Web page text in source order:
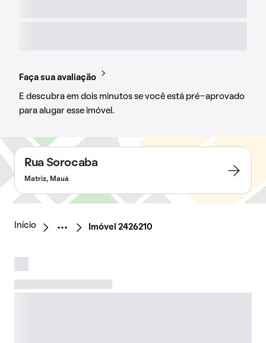
Faça sua avaliação
E descubra em dois minutos se você está pré-aprovado
para alugar esse imóvel.
Rua Sorocaba
Matriz, Mauá
Início Imóvel 2426210